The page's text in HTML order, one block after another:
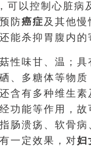
可以控制心脏病
防癌症及其他
能杀抑胃腹内的
性味甘、温；
、多糖体等物
含有多种维生
功能等作用，
肠溃疡、软骨病
一定效果，对妇